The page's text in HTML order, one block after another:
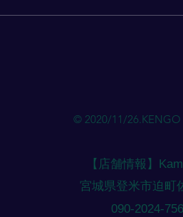
には 前日 までの予約に
ぐ対応できない場合 が
© 2020/11/26.KENGO
【店舗情報】
宮城県登米市迫町
​090-2024-